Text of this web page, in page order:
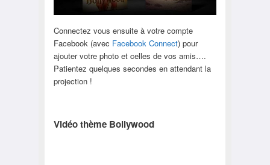
Connectez vous ensuite à votre compte
Facebook (avec Facebook Connect) pour
ajouter votre photo et celles de vos amis….
Patientez quelques secondes en attendant la
projection !
Vidéo thème Bollywood